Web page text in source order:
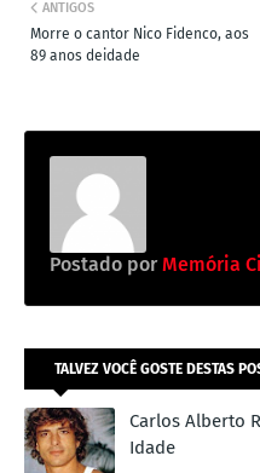
ANTIGOS
Morre o cantor Nico Fidenco, aos
89 anos deidade
Postado por Memória
TALVEZ VOCÊ GOSTE DESTAS
Carlos Alberto
Idade